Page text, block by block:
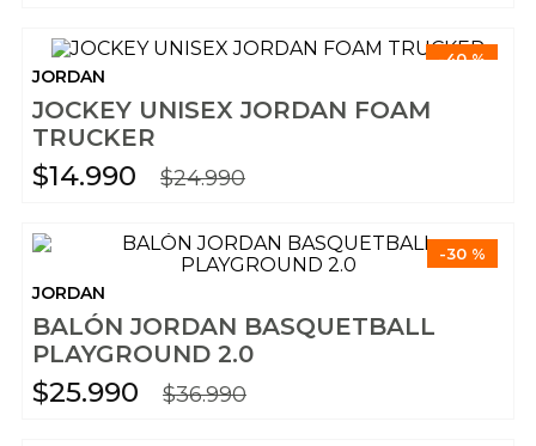
-40 %
JORDAN
JOCKEY UNISEX JORDAN FOAM
TRUCKER
$14.990 $24.990
-30 %
JORDAN
BALÓN JORDAN BASQUETBALL
PLAYGROUND 2.0
$25.990 $36.990